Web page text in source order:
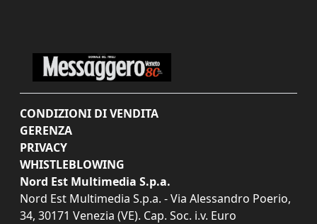
CONDIZIONI DI VENDITA
GERENZA
PRIVACY
WHISTLEBLOWING
Nord Est Multimedia S.p.a.
Nord Est Multimedia S.p.a. - Via Alessandro Poerio,
34, 30171 Venezia (VE). Cap. Soc. i.v. Euro